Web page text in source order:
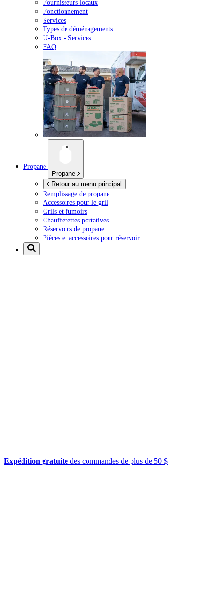
Fournisseurs locaux
Fonctionnement
Services
Types de déménagements
U-Box - Services
FAQ
Propane
Propane
Retour au menu principal
Remplissage de propane
Accessoires pour le gril
Grils et fumoirs
Chaufferettes portatives
Réservoirs de propane
Pièces et accessoires pour réservoir
Expédition gratuite des commandes de plus de 50 $